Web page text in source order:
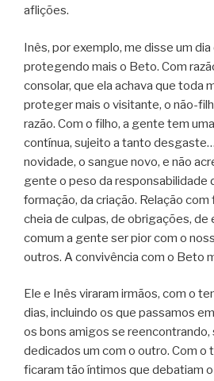
aflições.
Inês, por exemplo, me disse um
protegendo mais o Beto. Com
consolar, que ela achava que toda
proteger mais o visitante, o não-
razão. Com o filho, a gente tem
contínua, sujeito a tanto
novidade, o sangue novo, e não
gente o peso da responsabilidade
formação, da criação. Relação
cheia de culpas, de obrigações, de
comum a gente ser pior com o
outros. A convivência com o Beto
Ele e Inês viraram irmãos, com o
dias, incluindo os que passamos
os bons amigos se reencontrando,
dedicados um com o outro. Com o
ficaram tão íntimos que debatiam